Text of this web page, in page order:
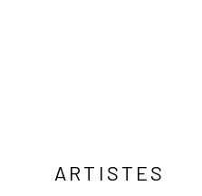
ARTISTES